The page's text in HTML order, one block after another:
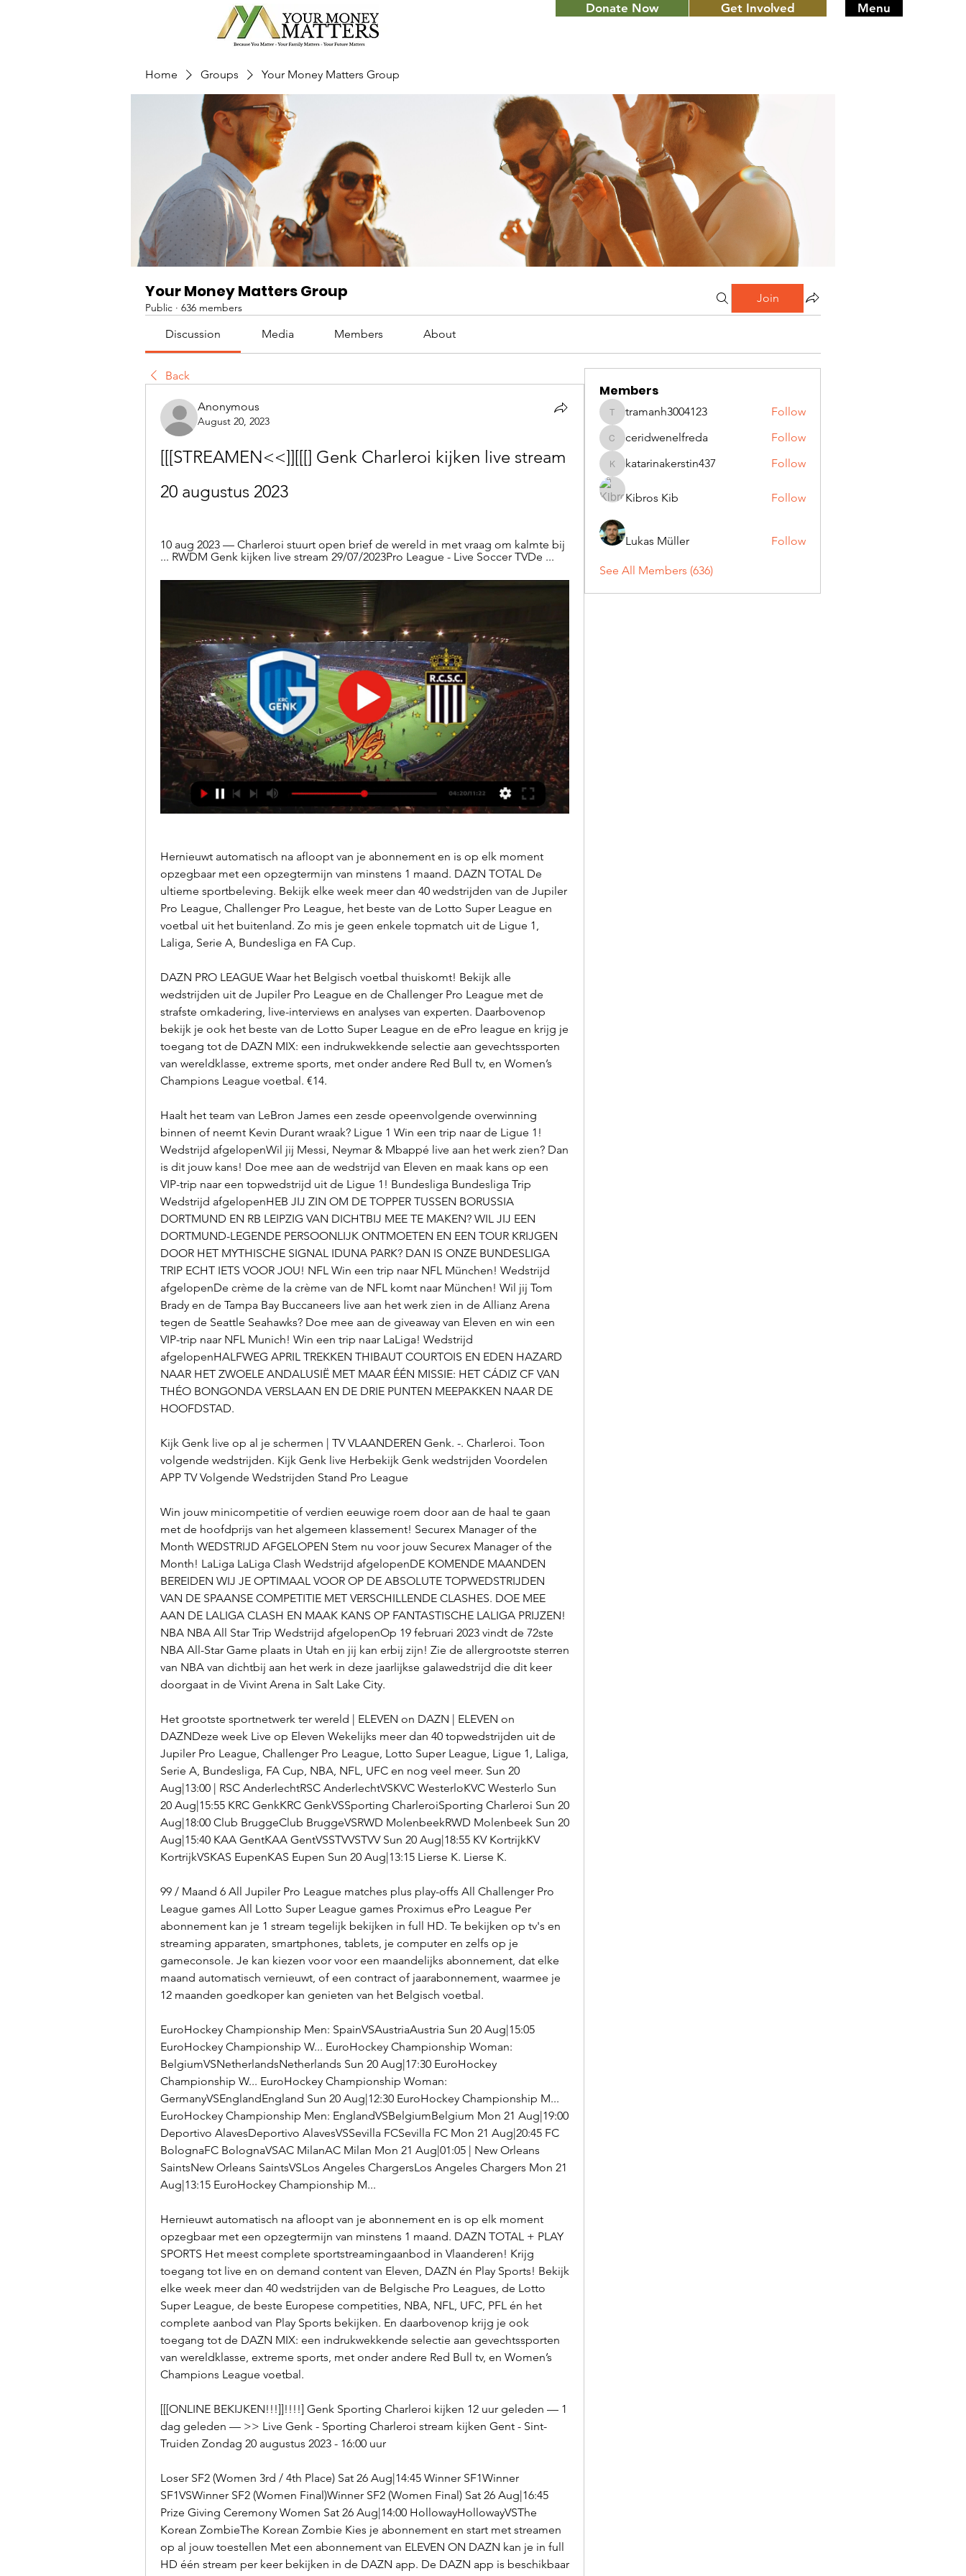
Donate Now Get Involved Menu
Home Groups Your Money Matters Group
Your Money Matters Group
Public · 636 members
Join
Discussion Media Members About
Back
Anonymous
August 20, 2023
[[[STREAMEN<<]][[[] Genk Charleroi kijken live stream
20 augustus 2023
10 aug 2023 — Charleroi stuurt open brief de wereld in met vraag om kalmte bij
... RWDM Genk kijken live stream 29/07/2023Pro League - Live Soccer TVDe ...
Hernieuwt automatisch na afloopt van je abonnement en is op elk moment
opzegbaar met een opzegtermijn van minstens 1 maand. DAZN TOTAL De
ultieme sportbeleving. Bekijk elke week meer dan 40 wedstrijden van de Jupiler
Pro League, Challenger Pro League, het beste van de Lotto Super League en
voetbal uit het buitenland. Zo mis je geen enkele topmatch uit de Ligue 1,
Laliga, Serie A, Bundesliga en FA Cup.
DAZN PRO LEAGUE Waar het Belgisch voetbal thuiskomt! Bekijk alle
wedstrijden uit de Jupiler Pro League en de Challenger Pro League met de
strafste omkadering, live-interviews en analyses van experten. Daarbovenop
bekijk je ook het beste van de Lotto Super League en de ePro league en krijg je
toegang tot de DAZN MIX: een indrukwekkende selectie aan gevechtssporten
van wereldklasse, extreme sports, met onder andere Red Bull tv, en Women’s
Champions League voetbal. €14.
Haalt het team van LeBron James een zesde opeenvolgende overwinning
binnen of neemt Kevin Durant wraak? Ligue 1 Win een trip naar de Ligue 1!
Wedstrijd afgelopenWil jij Messi, Neymar & Mbappé live aan het werk zien? Dan
is dit jouw kans! Doe mee aan de wedstrijd van Eleven en maak kans op een
VIP-trip naar een topwedstrijd uit de Ligue 1! Bundesliga Bundesliga Trip
Wedstrijd afgelopenHEB JIJ ZIN OM DE TOPPER TUSSEN BORUSSIA
DORTMUND EN RB LEIPZIG VAN DICHTBIJ MEE TE MAKEN? WIL JIJ EEN
DORTMUND-LEGENDE PERSOONLIJK ONTMOETEN EN EEN TOUR KRIJGEN
DOOR HET MYTHISCHE SIGNAL IDUNA PARK? DAN IS ONZE BUNDESLIGA
TRIP ECHT IETS VOOR JOU! NFL Win een trip naar NFL München! Wedstrijd
afgelopenDe crème de la crème van de NFL komt naar München! Wil jij Tom
Brady en de Tampa Bay Buccaneers live aan het werk zien in de Allianz Arena
tegen de Seattle Seahawks? Doe mee aan de giveaway van Eleven en win een
VIP-trip naar NFL Munich! Win een trip naar LaLiga! Wedstrijd
afgelopenHALFWEG APRIL TREKKEN THIBAUT COURTOIS EN EDEN HAZARD
NAAR HET ZWOELE ANDALUSIË MET MAAR ÉÉN MISSIE: HET CÁDIZ CF VAN
THÉO BONGONDA VERSLAAN EN DE DRIE PUNTEN MEEPAKKEN NAAR DE
HOOFDSTAD.
Kijk Genk live op al je schermen | TV VLAANDEREN Genk. -. Charleroi. Toon
volgende wedstrijden. Kijk Genk live Herbekijk Genk wedstrijden Voordelen
APP TV Volgende Wedstrijden Stand Pro League
Win jouw minicompetitie of verdien eeuwige roem door aan de haal te gaan
met de hoofdprijs van het algemeen klassement! Securex Manager of the
Month WEDSTRIJD AFGELOPEN Stem nu voor jouw Securex Manager of the
Month! LaLiga LaLiga Clash Wedstrijd afgelopenDE KOMENDE MAANDEN
BEREIDEN WIJ JE OPTIMAAL VOOR OP DE ABSOLUTE TOPWEDSTRIJDEN
VAN DE SPAANSE COMPETITIE MET VERSCHILLENDE CLASHES. DOE MEE
AAN DE LALIGA CLASH EN MAAK KANS OP FANTASTISCHE LALIGA PRIJZEN!
NBA NBA All Star Trip Wedstrijd afgelopenOp 19 februari 2023 vindt de 72ste
NBA All-Star Game plaats in Utah en jij kan erbij zijn! Zie de allergrootste sterren
van NBA van dichtbij aan het werk in deze jaarlijkse galawedstrijd die dit keer
doorgaat in de Vivint Arena in Salt Lake City.
Het grootste sportnetwerk ter wereld | ELEVEN on DAZN | ELEVEN on
DAZNDeze week Live op Eleven Wekelijks meer dan 40 topwedstrijden uit de
Jupiler Pro League, Challenger Pro League, Lotto Super League, Ligue 1, Laliga,
Serie A, Bundesliga, FA Cup, NBA, NFL, UFC en nog veel meer. Sun 20
Aug|13:00 | RSC AnderlechtRSC AnderlechtVSKVC WesterloKVC Westerlo Sun
20 Aug|15:55 KRC GenkKRC GenkVSSporting CharleroiSporting Charleroi Sun 20
Aug|18:00 Club BruggeClub BruggeVSRWD MolenbeekRWD Molenbeek Sun 20
Aug|15:40 KAA GentKAA GentVSSTVVSTVV Sun 20 Aug|18:55 KV KortrijkKV
KortrijkVSKAS EupenKAS Eupen Sun 20 Aug|13:15 Lierse K. Lierse K.
99 / Maand 6 All Jupiler Pro League matches plus play-offs All Challenger Pro
League games All Lotto Super League games Proximus ePro League Per
abonnement kan je 1 stream tegelijk bekijken in full HD. Te bekijken op tv's en
streaming apparaten, smartphones, tablets, je computer en zelfs op je
gameconsole. Je kan kiezen voor voor een maandelijks abonnement, dat elke
maand automatisch vernieuwt, of een contract of jaarabonnement, waarmee je
12 maanden goedkoper kan genieten van het Belgisch voetbal.
EuroHockey Championship Men: SpainVSAustriaAustria Sun 20 Aug|15:05
EuroHockey Championship W... EuroHockey Championship Woman:
BelgiumVSNetherlandsNetherlands Sun 20 Aug|17:30 EuroHockey
Championship W... EuroHockey Championship Woman:
GermanyVSEnglandEngland Sun 20 Aug|12:30 EuroHockey Championship M...
EuroHockey Championship Men: EnglandVSBelgiumBelgium Mon 21 Aug|19:00
Deportivo AlavesDeportivo AlavesVSSevilla FCSevilla FC Mon 21 Aug|20:45 FC
BolognaFC BolognaVSAC MilanAC Milan Mon 21 Aug|01:05 | New Orleans
SaintsNew Orleans SaintsVSLos Angeles ChargersLos Angeles Chargers Mon 21
Aug|13:15 EuroHockey Championship M...
Hernieuwt automatisch na afloopt van je abonnement en is op elk moment
opzegbaar met een opzegtermijn van minstens 1 maand. DAZN TOTAL + PLAY
SPORTS Het meest complete sportstreamingaanbod in Vlaanderen! Krijg
toegang tot live en on demand content van Eleven, DAZN én Play Sports! Bekijk
elke week meer dan 40 wedstrijden van de Belgische Pro Leagues, de Lotto
Super League, de beste Europese competities, NBA, NFL, UFC, PFL én het
complete aanbod van Play Sports bekijken. En daarbovenop krijg je ook
toegang tot de DAZN MIX: een indrukwekkende selectie aan gevechtssporten
van wereldklasse, extreme sports, met onder andere Red Bull tv, en Women’s
Champions League voetbal.
[[[ONLINE BEKIJKEN!!!]]!!!!] Genk Sporting Charleroi kijken 12 uur geleden — 1
dag geleden — >> Live Genk - Sporting Charleroi stream kijken Gent - Sint-
Truiden Zondag 20 augustus 2023 - 16:00 uur
Loser SF2 (Women 3rd / 4th Place) Sat 26 Aug|14:45 Winner SF1Winner
SF1VSWinner SF2 (Women Final)Winner SF2 (Women Final) Sat 26 Aug|16:45
Prize Giving Ceremony Women Sat 26 Aug|14:00 HollowayHollowayVSThe
Korean ZombieThe Korean Zombie Kies je abonnement en start met streamen
op al jouw toestellen Met een abonnement van ELEVEN ON DAZN kan je in full
HD één stream per keer bekijken in de DAZN app. De DAZN app is beschikbaar
Members
tramanh3004123
tramanh3004123 Follow
ceridwenelfreda
ceridwenelfreda Follow
katarinakerstin437
katarinakerstin437 Follow
Kibros Kib Follow
Lukas Müller Follow
See All Members (636)